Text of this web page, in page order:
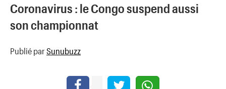
Coronavirus : le Congo suspend aussi
son championnat
Publié par Sunubuzz